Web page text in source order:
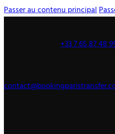
Passer au contenu principal
+33 7 65 87 48